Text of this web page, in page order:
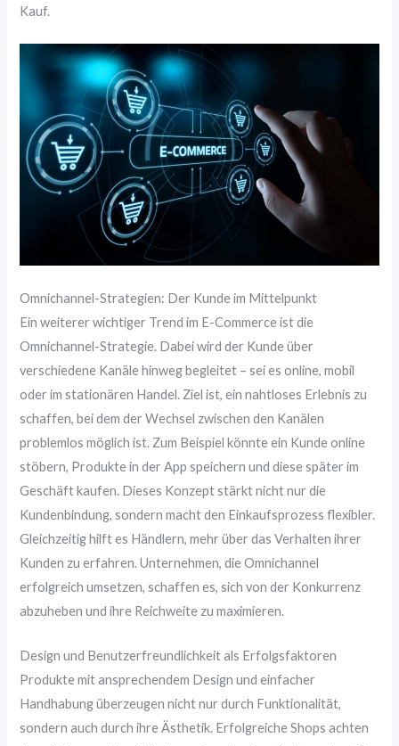
Kauf.
Omnichannel-Strategien: Der Kunde im Mittelpunkt
Ein weiterer wichtiger Trend im E-Commerce ist die
Omnichannel-Strategie. Dabei wird der Kunde über
verschiedene Kanäle hinweg begleitet – sei es online, mobil
oder im stationären Handel. Ziel ist, ein nahtloses Erlebnis zu
schaffen, bei dem der Wechsel zwischen den Kanälen
problemlos möglich ist. Zum Beispiel könnte ein Kunde online
stöbern, Produkte in der App speichern und diese später im
Geschäft kaufen. Dieses Konzept stärkt nicht nur die
Kundenbindung, sondern macht den Einkaufsprozess flexibler.
Gleichzeitig hilft es Händlern, mehr über das Verhalten ihrer
Kunden zu erfahren. Unternehmen, die Omnichannel
erfolgreich umsetzen, schaffen es, sich von der Konkurrenz
abzuheben und ihre Reichweite zu maximieren.
Design und Benutzerfreundlichkeit als Erfolgsfaktoren
Produkte mit ansprechendem Design und einfacher
Handhabung überzeugen nicht nur durch Funktionalität,
sondern auch durch ihre Ästhetik. Erfolgreiche Shops achten